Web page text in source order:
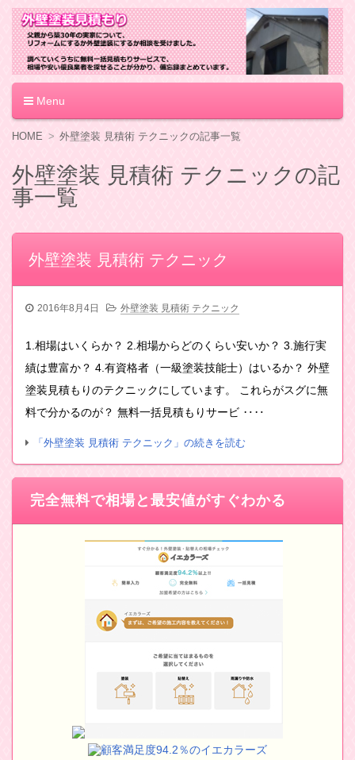
外壁塗装見積もり
Menu
コ
テ
ン
ツ
HOME 外壁塗装 見積術 テクニックの記事一覧
外壁塗装 見積術 テクニックの記
事一覧
外壁塗装 見積術 テクニック
2016年8月4日 外壁塗装 見積術 テクニック
1.相場はいくらか？ 2.相場からどのくらい安いか？ 3.施行実
績は豊富か？ 4.有資格者（一級塗装技能士）はいるか？ 外壁
塗装見積もりのテクニックにしています。 これらがスグに無
料で分かるのが？ 無料一括見積もりサービ ‥‥
「外壁塗装 見積術 テクニック」の続きを読む
完全無料で相場と最安値がすぐわかる
顧客満足度94.2％のイエカラーズ